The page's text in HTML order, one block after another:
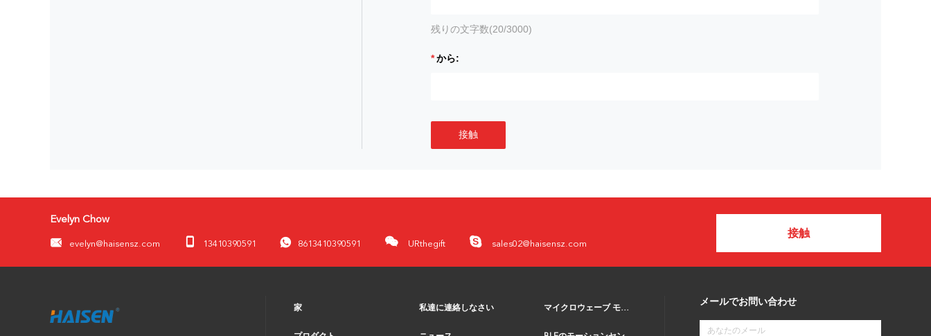
残りの文字数(20/3000)
から:
接触
Evelyn Chow
evelyn@haisensz.com 13410390591 8613410390591 URthegift sales02@haisensz.com
接触
家 私達に連絡しなさい マイクロウェーブ モーションセンサー
メールでお問い合わせ